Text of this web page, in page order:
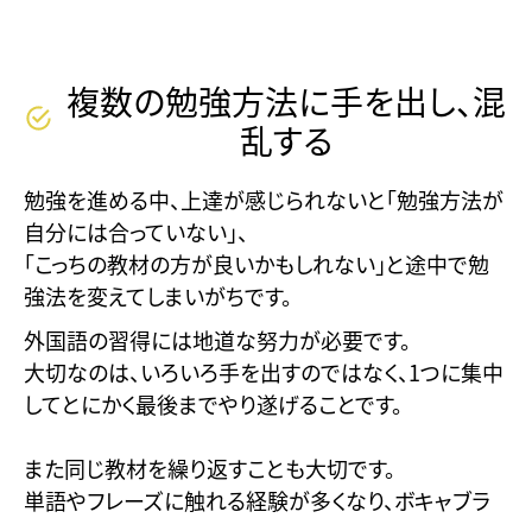
複数の勉強方法に手を出し、混
乱する
勉強を進める中、上達が感じられないと「勉強方法が
自分には合っていない」、
「こっちの教材の方が良いかもしれない」と途中で勉
強法を変えてしまいがちです。
外国語の習得には地道な努力が必要です。
大切なのは、いろいろ手を出すのではなく、1つに集中
してとにかく最後までやり遂げることです。
また同じ教材を繰り返すことも大切です。
単語やフレーズに触れる経験が多くなり、ボキャブラ